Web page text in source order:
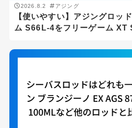
2026.8.2 アジング
【使いやすい】アジングロッ
ム S66L-4をフリーゲーム XT